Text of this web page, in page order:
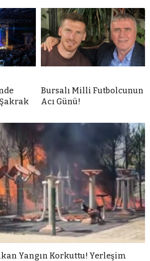
Bursalı Milli Futbolcunun
Acı Günü!
Yangın Korkuttu! Yerleşim